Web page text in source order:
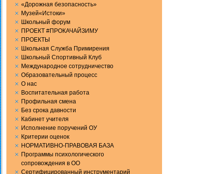
«Дорожная безопасность»
Музей«Истоки»
Школьный форум
ПРОЕКТ #ПРОКАЧАЙЗИМУ
ПРОЕКТЫ
Школьная Служба Примирения
Школьный Спортивный Клуб
Международное сотрудничество
Образовательный процесс
О нас
Воспитательная работа
Профильная смена
Без срока давности
Кабинет учителя
Исполнение поручений ОУ
Критерии оценок
НОРМАТИВНО-ПРАВОВАЯ БАЗА
Программы психологического
сопровождения в ОО
Сертифицированный инструментарий